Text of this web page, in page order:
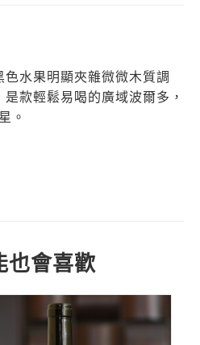
水果明顯夾雜微微木質調
款輕鬆易喝的廣域波爾多，
。
也會喜歡